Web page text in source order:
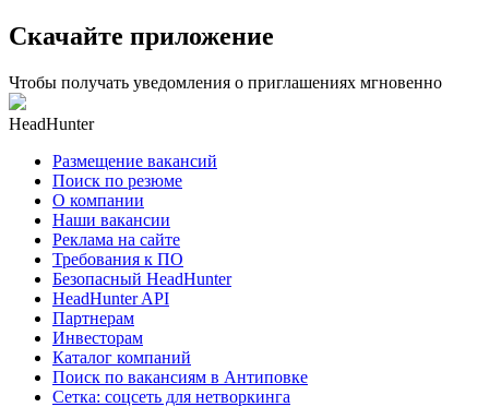
Скачайте приложение
Чтобы получать уведомления о приглашениях мгновенно
HeadHunter
Размещение вакансий
Поиск по резюме
О компании
Наши вакансии
Реклама на сайте
Требования к ПО
Безопасный HeadHunter
HeadHunter API
Партнерам
Инвесторам
Каталог компаний
Поиск по вакансиям в Антиповке
Сетка: соцсеть для нетворкинга